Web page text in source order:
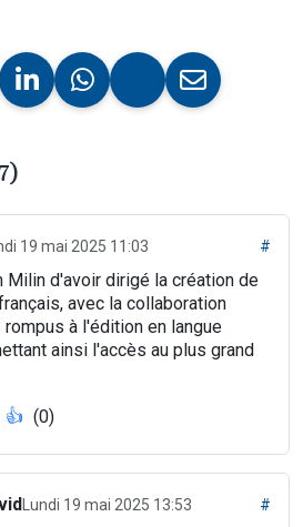
19 mai 2025 11:03 #
Milin d'avoir dirigé la création de
avec la collaboration
à l'édition en langue
ainsi l'accès au plus grand
👍 (0)
Lundi 19 mai 2025 13:53 #